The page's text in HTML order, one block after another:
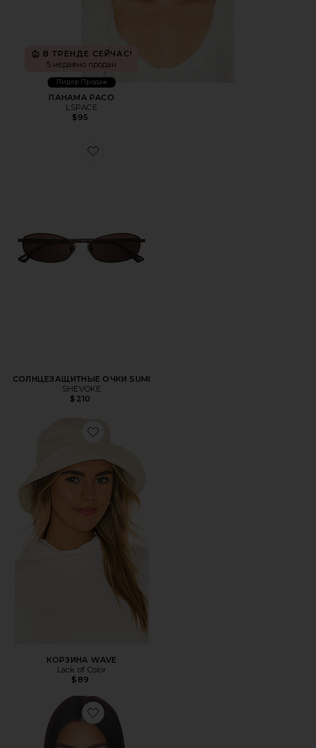
В ТРЕНДЕ СЕЙЧАС!
5 недавно продан
Лидер Продаж
ПАНАМА PACO
LSPACE
$95
Favorite СОЛНЦЕЗАЩИТНЫЕ ОЧКИ SUMI
СОЛНЦЕЗАЩИТНЫЕ ОЧКИ SUMI
SHEVOKE
$210
Favorite КОРЗИНА WAVE
КОРЗИНА WAVE
Lack of Color
$89
Favorite ШАРФ SOPHIA